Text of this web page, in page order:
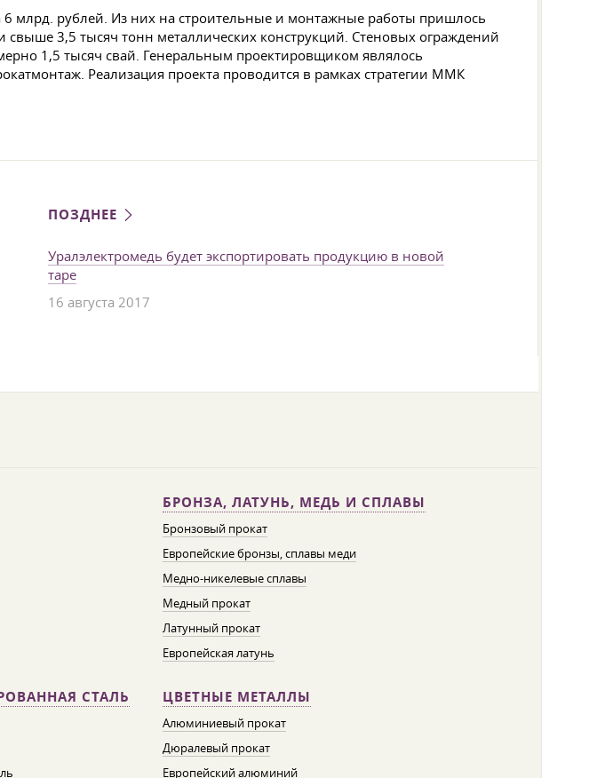
6 млрд. рублей. Из них на строительные и монтажные работы пришлось
свыше 3,5 тысяч тонн металлических конструкций. Стеновых ограждений
1,5 тысяч свай. Генеральным проектировщиком являлось
Реализация проекта проводится в рамках стратегии ММК
ПОЗДНЕЕ
Уралэлектромедь будет экспортировать продукцию в новой
таре
16 августа 2017
БРОНЗА, ЛАТУНЬ, МЕДЬ И СПЛАВЫ
Бронзовый прокат
Европейские бронзы, сплавы меди
Медно-никелевые сплавы
Медный прокат
Латунный прокат
Европейская латунь
СТАЛЬ ЦВЕТНЫЕ МЕТАЛЛЫ
Алюминиевый прокат
Дюралевый прокат
Европейский алюминий